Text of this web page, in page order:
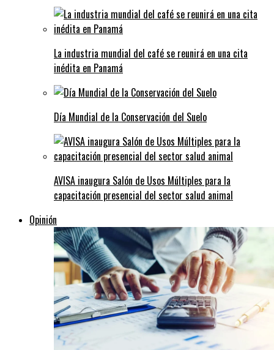
La industria mundial del café se reunirá en una cita
inédita en Panamá
Día Mundial de la Conservación del Suelo
AVISA inaugura Salón de Usos Múltiples para la
capacitación presencial del sector salud animal
Opinión